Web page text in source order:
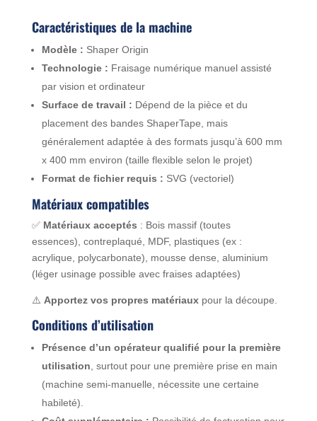
Caractéristiques de la machine
Modèle : Shaper Origin
Technologie : Fraisage numérique manuel assisté
par vision et ordinateur
Surface de travail : Dépend de la pièce et du
placement des bandes ShaperTape, mais
généralement adaptée à des formats jusqu’à 600 mm
x 400 mm environ (taille flexible selon le projet)
Format de fichier requis : SVG (vectoriel)
Matériaux compatibles
✅ Matériaux acceptés : Bois massif (toutes
essences), contreplaqué, MDF, plastiques (ex :
acrylique, polycarbonate), mousse dense, aluminium
(léger usinage possible avec fraises adaptées)
⚠️ Apportez vos propres matériauxpour la découpe.
Conditions d’utilisation
Présence d’un opérateur qualifié pour la première
utilisation, surtout pour une première prise en main
(machine semi-manuelle, nécessite une certaine
habileté).